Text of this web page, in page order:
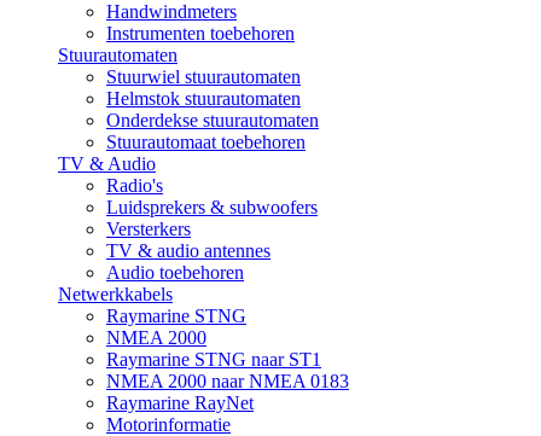
Handwindmeters
Instrumenten toebehoren
Stuurautomaten
Stuurwiel stuurautomaten
Helmstok stuurautomaten
Onderdekse stuurautomaten
Stuurautomaat toebehoren
TV & Audio
Radio's
Luidsprekers & subwoofers
Versterkers
TV & audio antennes
Audio toebehoren
Netwerkkabels
Raymarine STNG
NMEA 2000
Raymarine STNG naar ST1
NMEA 2000 naar NMEA 0183
Raymarine RayNet
Motorinformatie